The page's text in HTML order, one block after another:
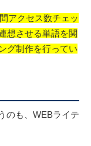
アクセス数チェッ
想させる単語を関
グ制作を行ってい
のも、WEBライテ